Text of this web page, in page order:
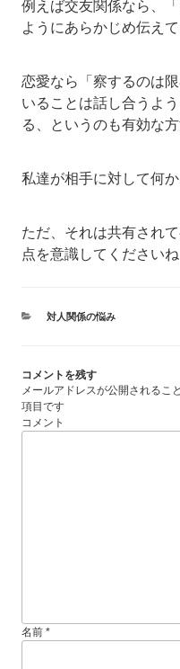
例えば交友関係なら、
ようにあらかじめ伝え
恋愛なら「察するのは
いることは話し合うよ
る、というのも有効な
私達が相手に対して何
ただ、それは共有され
点を意識してくださいね
カ
ー
対人関係の悩み
コメントを残す
メールアドレスが公開されるこ
項目です
コメント
名前 *